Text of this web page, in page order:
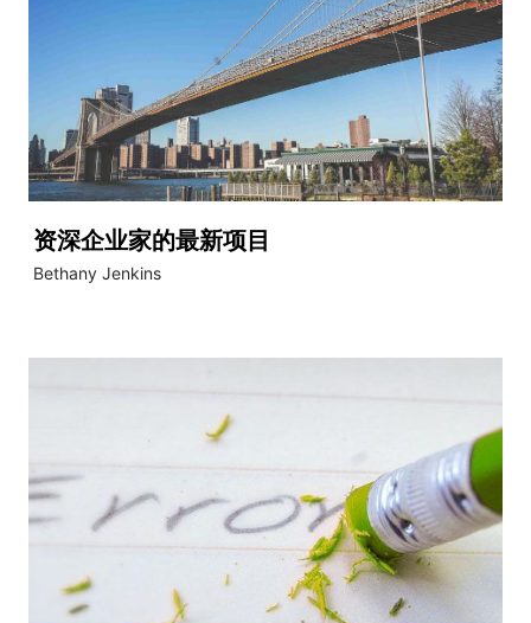
资深企业家的最新项目
Bethany Jenkins